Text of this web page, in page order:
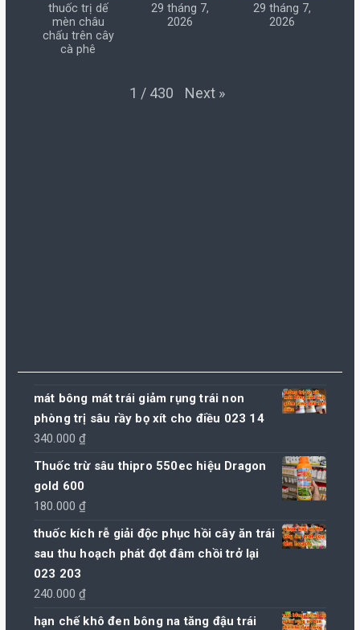
thuốc trị dế
mèn châu
chấu trên cây
cà phê
29 tháng 7,
2026
29 tháng 7,
2026
1 / 430 Next »
mát bông mát trái giảm rụng trái non
phòng trị sâu rầy bọ xít cho điều 023 14
340.000₫
Thuốc trừ sâu thipro 550ec hiệu Dragon
gold 600
180.000₫
thuốc kích rễ giải độc phục hồi cây ăn trái
sau thu hoạch phát đọt đâm chồi trở lại
023 203
240.000₫
hạn chế khô đen bông na tăng đậu trái